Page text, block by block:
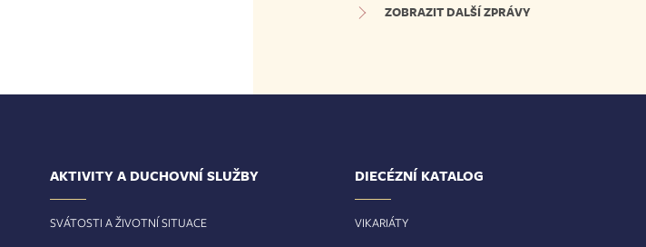
ZOBRAZIT DALŠÍ ZPRÁVY
AKTIVITY A DUCHOVNÍ SLUŽBY
SVÁTOSTI A ŽIVOTNÍ SITUACE
DIECÉZNÍ KATALOG
VIKARIÁTY